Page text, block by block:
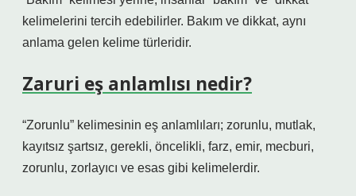
kelimelerini tercih edebilirler. Bakım ve dikkat, aynı
anlama gelen kelime türleridir.
Zaruri eş anlamlısı nedir?
“Zorunlu” kelimesinin eş anlamlıları; zorunlu, mutlak,
kayıtsız şartsız, gerekli, öncelikli, farz, emir, mecburi,
zorunlu, zorlayıcı ve esas gibi kelimelerdir.